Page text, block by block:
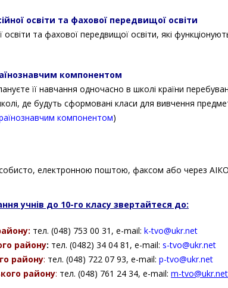
освіти та фахової передвищої освіти
та фахової передвищої освіти, які
компонентом
її навчання одночасно в школі країни
де будуть сформовані класи для вивчення
компонентом)
електронною поштою, факсом або через
учнів до 10-го класу звертайтеся до:
тел. (048) 753 00 31, е-mail: k-tvo@ukr.net
району: тел. (0482) 34 04 81, е-mail: s-tvo@ukr.net
району: тел. (048) 722 07 93, е-mail: р-tvo@ukr.net
району: тел. (048) 761 24 34, е-mail: m-tvo@ukr.net